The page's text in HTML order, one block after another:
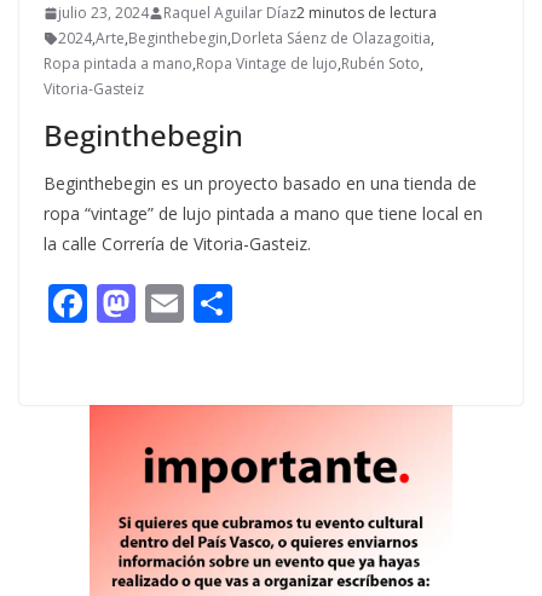
julio 23, 2024 Raquel Aguilar Díaz2 minutos de lectura
2024,Arte,Beginthebegin,Dorleta Sáenz de Olazagoitia,
Ropa pintada a mano,Ropa Vintage de lujo,Rubén Soto,
Vitoria-Gasteiz
Beginthebegin
Beginthebegin es un proyecto basado en una tienda de
ropa “vintage” de lujo pintada a mano que tiene local en
la calle Correría de Vitoria-Gasteiz.
F
b
M
d
o
n
E
l p
ar
ti
r